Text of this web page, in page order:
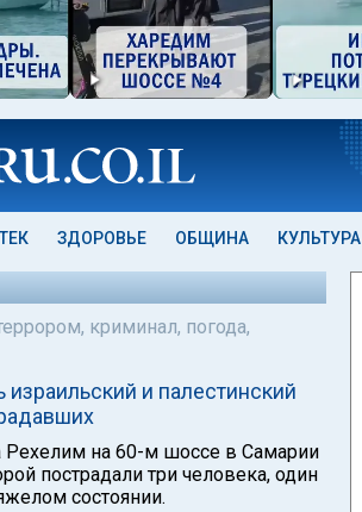
ЗДОРОВЬЕ ОБЩИНА КУЛЬТУРА
криминал, погода,
и палестинский
Рехелим на 60-м шоссе в Самарии
пострадали три человека, один
состоянии.